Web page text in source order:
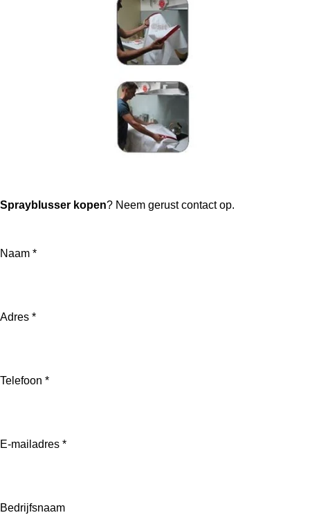
Sprayblusser kopen? Neem gerust contact op.
Naam *
Adres *
Telefoon *
E-mailadres *
Bedrijfsnaam